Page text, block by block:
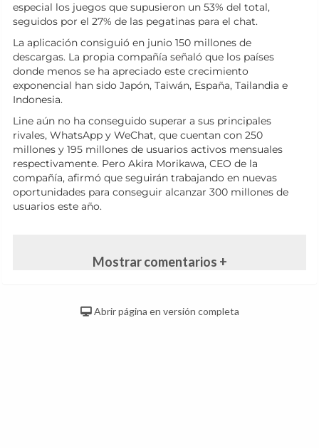
especial los juegos que supusieron un 53% del total,
seguidos por el 27% de las pegatinas para el chat.
La aplicación consiguió en junio 150 millones de
descargas. La propia compañía señaló que los países
donde menos se ha apreciado este crecimiento
exponencial han sido Japón, Taiwán, España, Tailandia e
Indonesia.
Line aún no ha conseguido superar a sus principales
rivales, WhatsApp y WeChat, que cuentan con 250
millones y 195 millones de usuarios activos mensuales
respectivamente. Pero Akira Morikawa, CEO de la
compañía, afirmó que seguirán trabajando en nuevas
oportunidades para conseguir alcanzar 300 millones de
usuarios este año.
Mostrar comentarios +
Abrir página en versión completa